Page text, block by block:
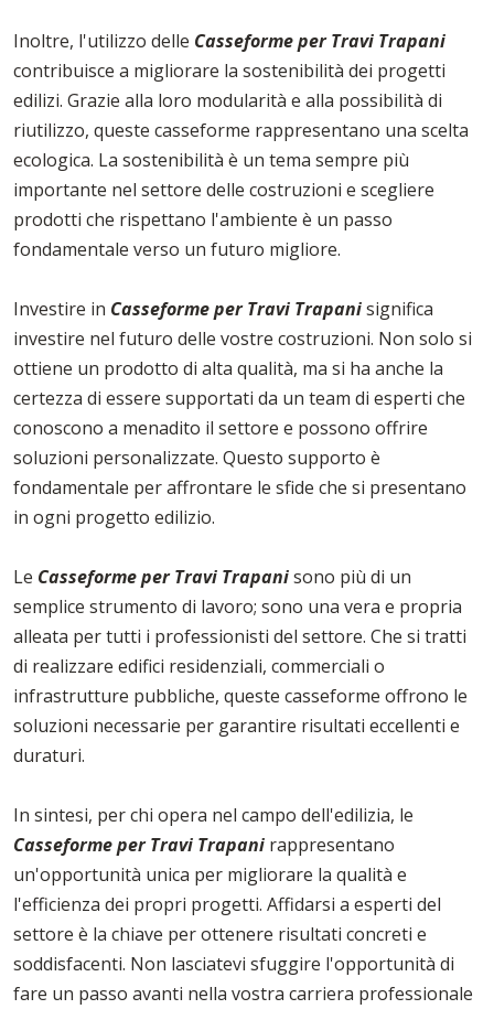
Inoltre, l'utilizzo delle Casseforme per Travi Trapani
contribuisce a migliorare la sostenibilità dei progetti
edilizi. Grazie alla loro modularità e alla possibilità di
riutilizzo, queste casseforme rappresentano una scelta
ecologica. La sostenibilità è un tema sempre più
importante nel settore delle costruzioni e scegliere
prodotti che rispettano l'ambiente è un passo
fondamentale verso un futuro migliore.
Investire in Casseforme per Travi Trapanisignifica
investire nel futuro delle vostre costruzioni. Non solo si
ottiene un prodotto di alta qualità, ma si ha anche la
certezza di essere supportati da un team di esperti che
conoscono a menadito il settore e possono offrire
soluzioni personalizzate. Questo supporto è
fondamentale per affrontare le sfide che si presentano
in ogni progetto edilizio.
Le Casseforme per Travi Trapanisono più di un
semplice strumento di lavoro; sono una vera e propria
alleata per tutti i professionisti del settore. Che si tratti
di realizzare edifici residenziali, commerciali o
infrastrutture pubbliche, queste casseforme offrono le
soluzioni necessarie per garantire risultati eccellenti e
duraturi.
In sintesi, per chi opera nel campo dell'edilizia, le
Casseforme per Travi Trapani rappresentano
un'opportunità unica per migliorare la qualità e
l'efficienza dei propri progetti. Affidarsi a esperti del
settore è la chiave per ottenere risultati concreti e
soddisfacenti. Non lasciatevi sfuggire l'opportunità di
fare un passo avanti nella vostra carriera professionale